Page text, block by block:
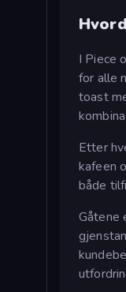
I Piece
for alle
toast
Etter
kafeen
både
Gåtene